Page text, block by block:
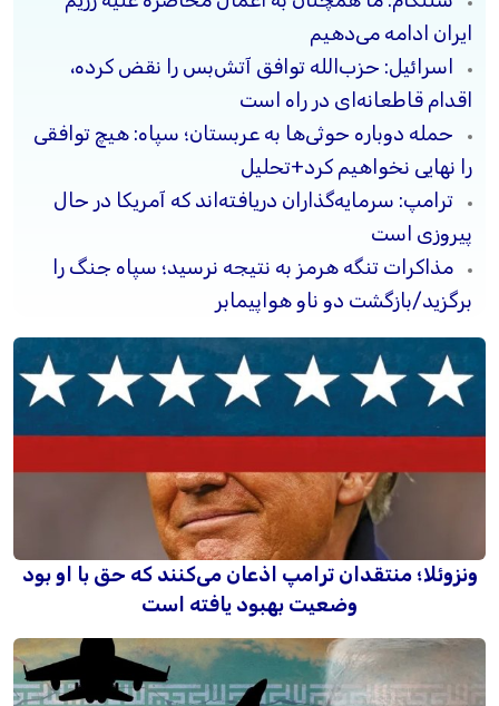
ایران ادامه می‌دهیم
اسرائیل: حزب‌الله توافق آتش‌بس را نقض کرده،
اقدام قاطعانه‌ای در راه است
حمله دوباره حوثی‌ها به عربستان؛ سپاه: هیچ توافقی
را نهایی نخواهیم کرد+تحلیل
ترامپ: سرمایه‌گذاران دریافته‌اند که آمریکا در حال
پیروزی است
مذاکرات تنگه هرمز به نتیجه نرسید؛ سپاه جنگ را
برگزید/بازگشت دو ناو هواپیمابر
ونزوئلا؛ منتقدان ترامپ اذعان می‌کنند که حق با او بود
وضعیت بهبود یافته است